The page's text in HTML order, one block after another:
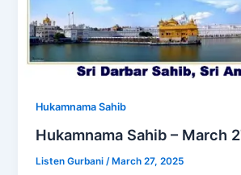
Hukamnama Sahib
Hukamnama Sahib – March
Listen Gurbani /March 27, 2025